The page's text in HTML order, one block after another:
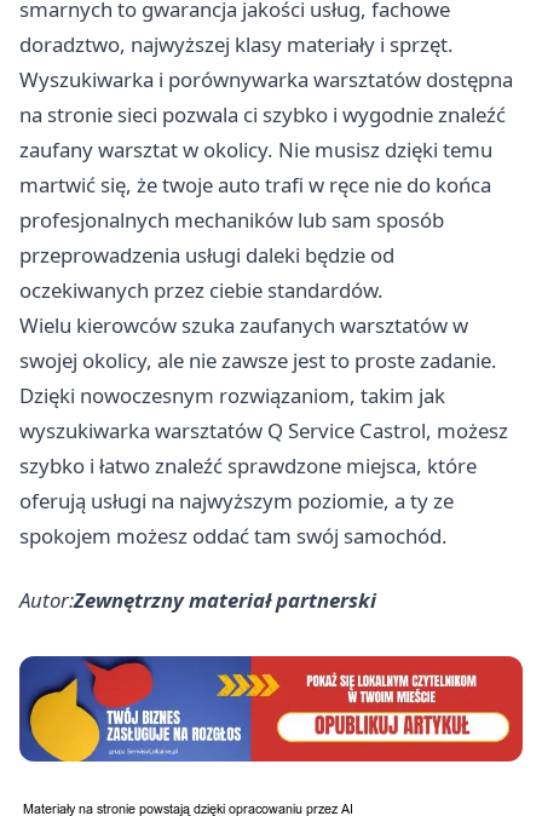
smarnych to gwarancja jakości usług, fachowe
doradztwo, najwyższej klasy materiały i sprzęt.
Wyszukiwarka i porównywarka warsztatów dostępna
na stronie sieci pozwala ci szybko i wygodnie znaleźć
zaufany warsztat w okolicy. Nie musisz dzięki temu
martwić się, że twoje auto trafi w ręce nie do końca
profesjonalnych mechaników lub sam sposób
przeprowadzenia usługi daleki będzie od
oczekiwanych przez ciebie standardów.
Wielu kierowców szuka zaufanych warsztatów w
swojej okolicy, ale nie zawsze jest to proste zadanie.
Dzięki nowoczesnym rozwiązaniom, takim jak
wyszukiwarka warsztatów Q Service Castrol, możesz
szybko i łatwo znaleźć sprawdzone miejsca, które
oferują usługi na najwyższym poziomie, a ty ze
spokojem możesz oddać tam swój samochód.
Autor:Zewnętrzny materiał partnerski